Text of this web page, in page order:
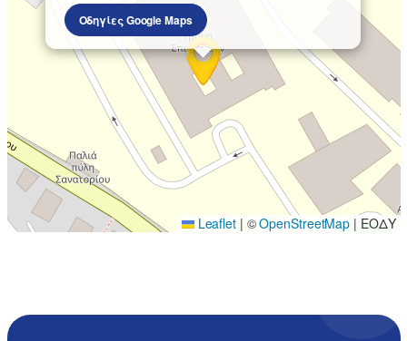
Οδηγίες Google Maps
Leaflet | ©OpenStreetMap | ΕΟΔΥ